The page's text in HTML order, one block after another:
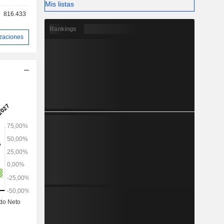
816.433
Mis listas
Rankings